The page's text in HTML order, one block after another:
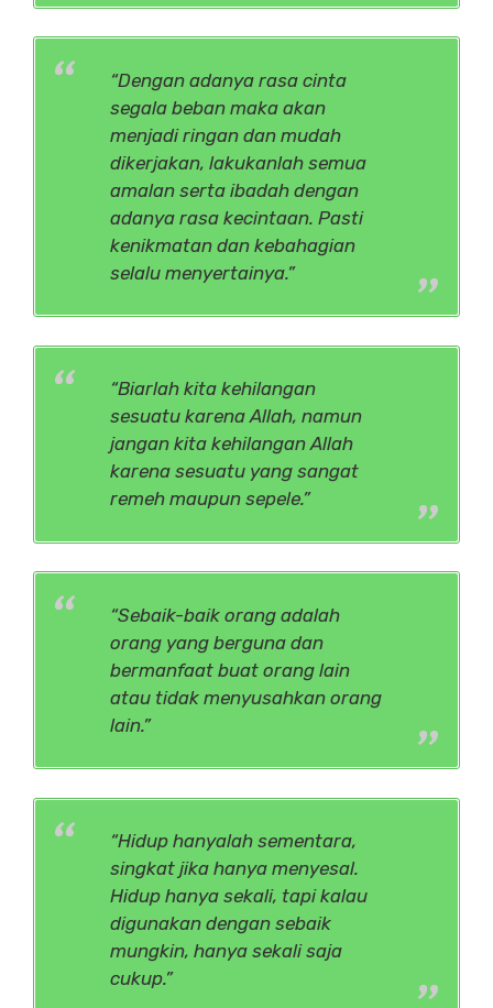
“Dengan adanya rasa cinta
segala beban maka akan
menjadi ringan dan mudah
dikerjakan, lakukanlah semua
amalan serta ibadah dengan
adanya rasa kecintaan. Pasti
kenikmatan dan kebahagian
selalu menyertainya.”
“Biarlah kita kehilangan
sesuatu karena Allah, namun
jangan kita kehilangan Allah
karena sesuatu yang sangat
remeh maupun sepele.”
“Sebaik-baik orang adalah
orang yang berguna dan
bermanfaat buat orang lain
atau tidak menyusahkan orang
lain.”
“Hidup hanyalah sementara,
singkat jika hanya menyesal.
Hidup hanya sekali, tapi kalau
digunakan dengan sebaik
mungkin, hanya sekali saja
cukup.”